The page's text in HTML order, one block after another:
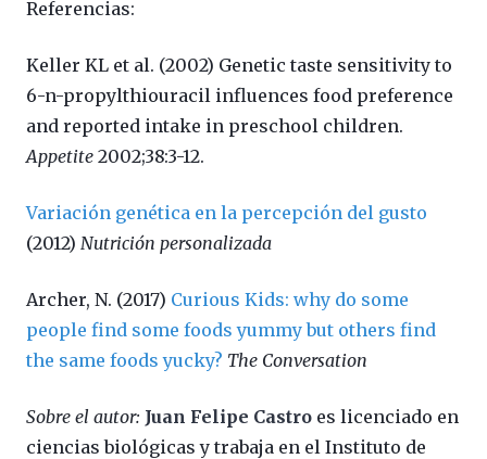
Referencias:
Keller KL et al. (2002) Genetic taste sensitivity to
6-n-propylthiouracil influences food preference
and reported intake in preschool children.
Appetite 2002;38:3-12.
Variación genética en la percepción del gusto
(2012) Nutrición personalizada
Archer, N. (2017) Curious Kids: why do some
people find some foods yummy but others find
the same foods yucky? The Conversation
Sobre el autor: Juan Felipe Castro es licenciado en
ciencias biológicas y trabaja en el Instituto de